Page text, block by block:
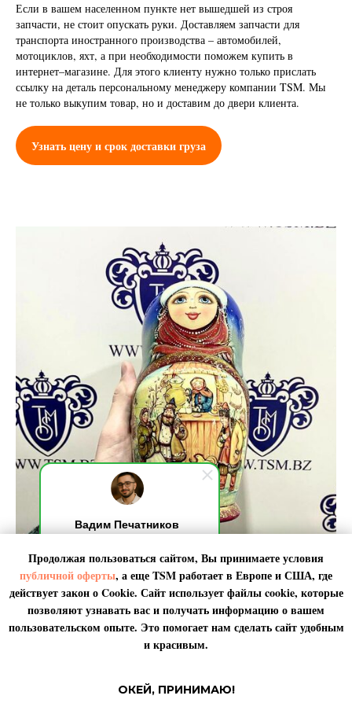
Вадим Печатников
обычно отвечаю за 10 секунд.
По любым вопросами пишите
мне. Я онлайн.
Продолжая пользоваться сайтом, Вы принимаете условия
публичной оферты, а еще TSM работает в ЕвропеиСША, где
действует закон о Cookie. Сайт использует файлы cookie, которые
позволяют узнавать вас и получать информацию о вашем
пользовательском опыте. Это помогает нам сделать сайт удобным
и красивым.
ОКЕЙ, ПРИНИМАЮ!
Если в вашем населенном пункте нет вышедшей из строя
запчасти, не стоит опускать руки. Доставляем запчасти для
транспорта иностранного производства – автомобилей,
мотоциклов, яхт, а при необходимости поможем купить в
интернет–магазине. Для этого клиенту нужно только прислать
ссылку на деталь персональному менеджеру компании TSM. Мы
не только выкупим товар, но и доставим до двери клиента.
Узнать цену и срок доставки груза
Подарки для родных и близких
Для родных и близких всегда хочется самого лучшего, важно
оставаться на связи, не забывать про дни рождения и памятные
сувениры, а также мед, икру в подарок.